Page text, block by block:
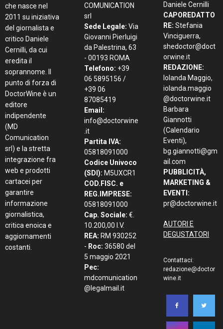
che nasce nel
2011 su iniziativa
del giornalista e
critico Daniele
Cernilli, da cui
eredita il
soprannome. Il
punto di forza di
DoctorWine è un
editore
indipendente
(MD
Comunication
srl) e la stretta
integrazione fra
web e prodotti
cartacei per
garantire
informazione
giornalistica,
critica enoica e
aggiornamenti
costanti.
COMUNICATION
srl
Sede Legale: Via
Giovanni Pierluigi
da Palestrina, 63
- 00193 ROMA
Telefono: +39
06 5895156 /
+39 06
87085419
Email:
info@doctorwine
.it
Partita IVA:
05818091000
Codice Univoco
(SDI): M5UXCR1
COD.FISC. e
REG.IMPRESE:
05818091000
Cap. Sociale: €.
10.200,00 I.V.
REA: RM 930252
- Roc: 36580 del
5 maggio 2021
Pec:
mdcomunication
@legalmail.it
Daniele Cernilli
CAPOREDATTO
RE: Stefania
Vinciguerra,
shedoctor@doct
orwine.it
REDAZIONE:
Iolanda Maggio,
iolanda.maggio
@doctorwine.it
Barbara
Giannotti
(Calendario
Eventi),
bg.giannotti@gm
ail.com
PUBBLICITÀ,
MARKETING &
EVENTI:
pr@doctorwine.it
AUTORI E
DEGUSTATORI
Contattaci:
redazione@doctor
wine.it